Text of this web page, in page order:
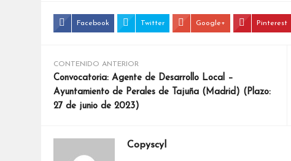
Facebook Twitter Google+ Pinterest
CONTENIDO ANTERIOR
Convocatoria: Agente de Desarrollo Local –
Ayuntamiento de Perales de Tajuña (Madrid) (Plazo:
27 de junio de 2023)
Copyscyl